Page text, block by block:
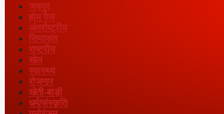
जयपुर
होम पेज
अंतर्राष्ट्रीय
सियासत
राष्ट्रीय
खेल
स्वास्थ्य
रोजगार
खेती-बाड़ी
धर्म/संस्कृति